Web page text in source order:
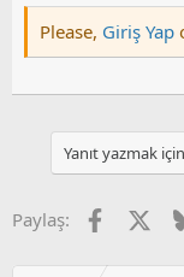
Please, Giriş Yap
Yanıt yazmak
Paylaş: Facebook